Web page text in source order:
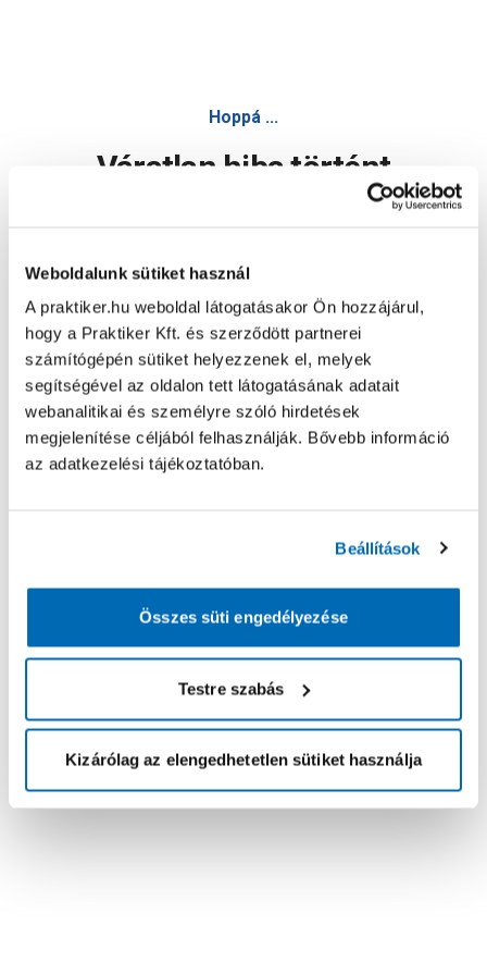
Weboldalunk sütiket használ
A praktiker.hu weboldal látogatásakor Ön hozzájárul,
hogy a Praktiker Kft. és szerződött partnerei
számítógépén sütiket helyezzenek el, melyek
segítségével az oldalon tett látogatásának adatait
webanalitikai és személyre szóló hirdetések
megjelenítése céljából felhasználják. Bővebb információ
az adatkezelési tájékoztatóban.
Beállítások
Összes süti engedélyezése
Testre szabás
Kizárólag az elengedhetetlen sütiket használja
Hoppá ...
Váratlan hiba történt
Oldal újratöltése